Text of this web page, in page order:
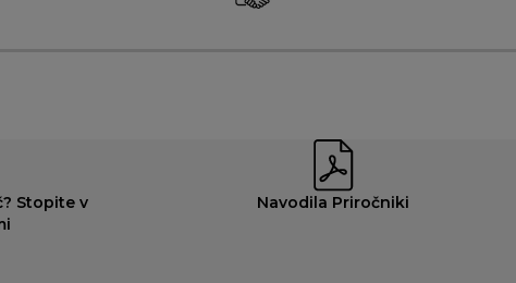
Stopite v
Navodila Priročniki